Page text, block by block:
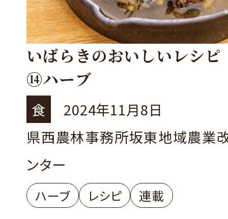
いばらきのおいしいレシピ
⑭ハーブ
食
2024年11月8日
県西農林事務所坂東地域農業
ンター
ハーブ レシピ 連載